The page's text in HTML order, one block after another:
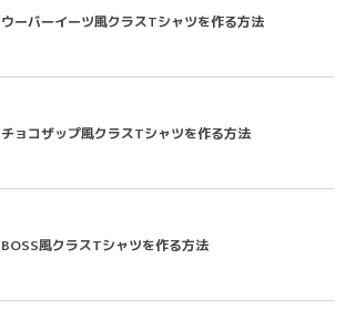
ウーバーイーツ風クラスTシャツを作る方法
チョコザップ風クラスTシャツを作る方法
BOSS風クラスTシャツを作る方法